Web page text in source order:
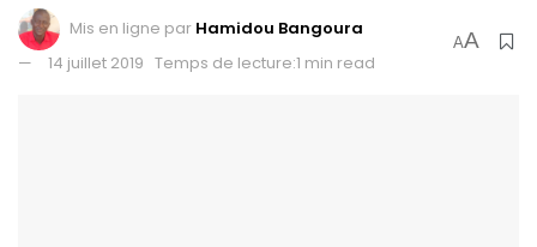
Mis en ligne par Hamidou Bangoura
14 juillet 2019 Temps de lecture:1 min read
AA